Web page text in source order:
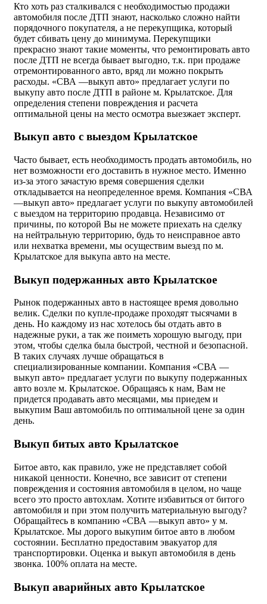
Кто хоть раз сталкивался с необходимостью продажи
автомобиля после ДТП знают, насколько сложно найти
порядочного покупателя, а не перекупщика, который
будет сбивать цену до минимума. Перекупщики
прекрасно знают такие моменты, что ремонтировать авто
после ДТП не всегда бывает выгодно, т.к. при продаже
отремонтированного авто, вряд ли можно покрыть
расходы. «СВА —выкуп авто» предлагает услуги по
выкупу авто после ДТП в районе м. Крылатское. Для
определения степени повреждения и расчета
оптимальной цены на место осмотра выезжает эксперт.
Выкуп авто с выездом Крылатское
Часто бывает, есть необходимость продать автомобиль, но
нет возможности его доставить в нужное место. Именно
из-за этого зачастую время совершения сделки
откладывается на неопределенное время. Компания «СВА
—выкуп авто» предлагает услуги по выкупу автомобилей
с выездом на территорию продавца. Независимо от
причины, по которой Вы не можете приехать на сделку
на нейтральную территорию, будь то неисправное авто
или нехватка времени, мы осуществим выезд по м.
Крылатское для выкупа авто на месте.
Выкуп подержанных авто Крылатское
Рынок подержанных авто в настоящее время довольно
велик. Сделки по купле-продаже проходят тысячами в
день. Но каждому из нас хотелось бы отдать авто в
надежные руки, а так же поиметь хорошую выгоду, при
этом, чтобы сделка была быстрой, честной и безопасной.
В таких случаях лучше обращаться в
специализированные компании. Компания «СВА —
выкуп авто» предлагает услуги по выкупу подержанных
авто возле м. Крылатское. Обращаясь к нам, Вам не
придется продавать авто месяцами, мы приедем и
выкупим Ваш автомобиль по оптимальной цене за один
день.
Выкуп битых авто Крылатское
Битое авто, как правило, уже не представляет собой
никакой ценности. Конечно, все зависит от степени
повреждения и состояния автомобиля в целом, но чаще
всего это просто автохлам. Хотите избавиться от битого
автомобиля и при этом получить материальную выгоду?
Обращайтесь в компанию «СВА —выкуп авто» у м.
Крылатское. Мы дорого выкупим битое авто в любом
состоянии. Бесплатно предоставим эвакуатор для
транспортировки. Оценка и выкуп автомобиля в день
звонка. 100% оплата на месте.
Выкуп аварийных авто Крылатское